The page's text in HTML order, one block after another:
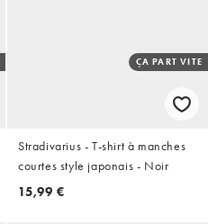
ÇA PART VITE
Stradivarius - T-shirt à manches
courtes style japonais - Noir
15,99 €